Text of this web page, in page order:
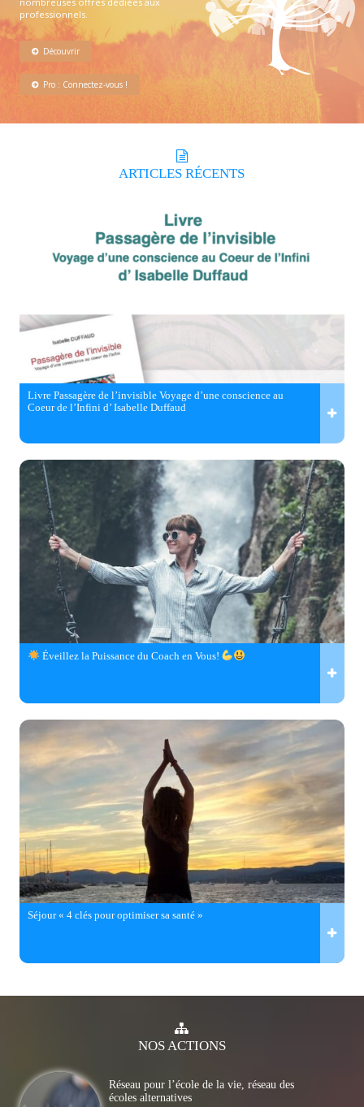
professionnels.
Découvrir
Pro : Connectez-vous !
ARTICLES RÉCENTS
Livre Passagère de l’invisible Voyage d’une conscience au
Coeur de l’Infini d’ Isabelle Duffaud
Éveillez la Puissance du Coach en Vous!
Séjour « 4 clés pour optimiser sa santé »
NOSACTIONS
Réseau pour l’école de la vie, réseau des
écoles alternatives